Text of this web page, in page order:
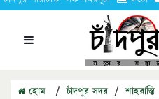
হোম / চাঁদপুর সদর / শাহরাস্তি